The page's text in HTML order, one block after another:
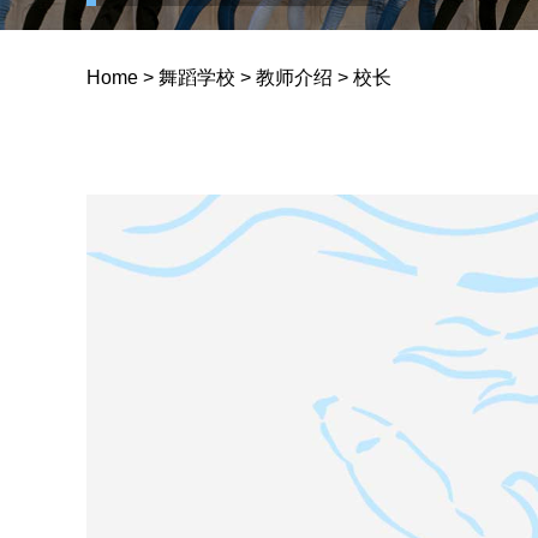
Home > 舞蹈学校 > 教师介绍 > 校长